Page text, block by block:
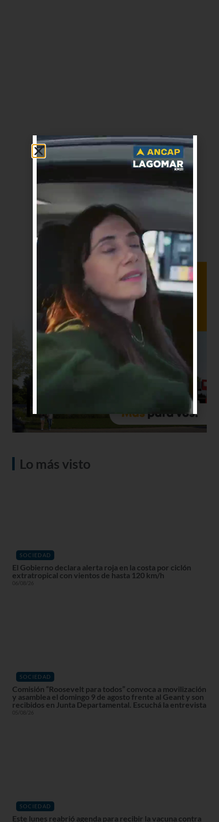
Lo más visto
SOCIEDAD
El Gobierno declara alerta roja en la costa por ciclón
extratropical con vientos de hasta 120 km/h
06/08/26
SOCIEDAD
Comisión “Roosevelt para todos” convoca a movilización
y asamblea el domingo 9 de agosto frente al Geant y son
recibidos en Junta Departamental. Escuchá la entrevista
05/08/26
SOCIEDAD
Este lunes reabrió agenda para recibir la vacuna contra